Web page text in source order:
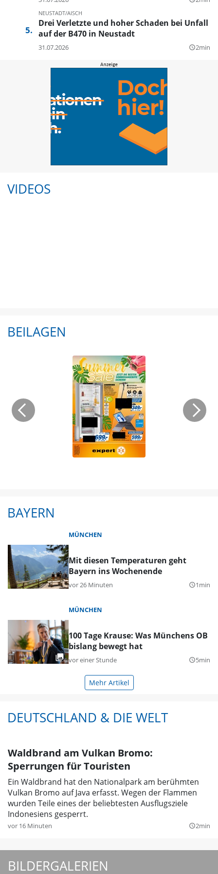
NEUSTADT/AISCH
Drei Verletzte und hoher Schaden bei Unfall
auf der B470 in Neustadt
31.07.2026 query_builder2min
VIDEOS
BEILAGEN
BAYERN
MÜNCHEN
Mit diesen Temperaturen geht
Bayern ins Wochenende
vor 26 Minuten query_builder1min
MÜNCHEN
100 Tage Krause: Was Münchens OB
bislang bewegt hat
vor einer Stunde query_builder5min
Mehr Artikel
DEUTSCHLAND & DIE WELT
Waldbrand am Vulkan Bromo:
Sperrungen für Touristen
Ein Waldbrand hat den Nationalpark am berühmten
Vulkan Bromo auf Java erfasst. Wegen der Flammen
wurden Teile eines der beliebtesten Ausflugsziele
Indonesiens gesperrt.
vor 16 Minuten query_builder2min
BILDERGALERIEN